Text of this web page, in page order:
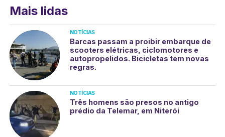
Mais lidas
NOTÍCIAS
Barcas passam a proibir embarque de
scooters elétricas, ciclomotores e
autopropelidos. Bicicletas tem novas
regras.
NOTÍCIAS
Três homens são presos no antigo
prédio da Telemar, em Niterói